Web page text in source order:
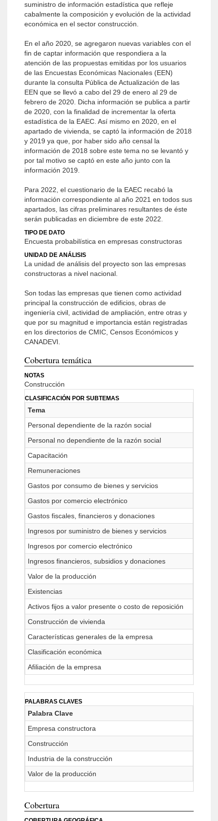
suministro de información estadística que refleje
cabalmente la composición y evolución de la actividad
económica en el sector construcción.
En el año 2020, se agregaron nuevas variables con el
fin de captar información que respondiera a la
atención de las propuestas emitidas por los usuarios
de las Encuestas Económicas Nacionales (EEN)
durante la consulta Pública de Actualización de las
EEN que se llevó a cabo del 29 de enero al 29 de
febrero de 2020. Dicha información se publica a partir
de 2020, con la finalidad de incrementar la oferta
estadística de la EAEC. Así mismo en 2020, en el
apartado de vivienda, se captó la información de 2018
y 2019 ya que, por haber sido año censal la
información de 2018 sobre este tema no se levantó y
por tal motivo se captó en este año junto con la
información 2019.
Para 2022, el cuestionario de la EAEC recabó la
información correspondiente al año 2021 en todos sus
apartados, las cifras preliminares resultantes de éste
serán publicadas en diciembre de este 2022.
TIPO DE DATO
Encuesta probabilística en empresas constructoras
UNIDAD DE ANÁLISIS
La unidad de análisis del proyecto son las empresas
constructoras a nivel nacional.
Son todas las empresas que tienen como actividad
principal la construcción de edificios, obras de
ingeniería civil, actividad de ampliación, entre otras y
que por su magnitud e importancia están registradas
en los directorios de CMIC, Censos Económicos y
CANADEVI.
Cobertura temática
NOTAS
Construcción
CLASIFICACIÓN POR SUBTEMAS
Tema
Personal dependiente de la razón social
Personal no dependiente de la razón social
Capacitación
Remuneraciones
Gastos por consumo de bienes y servicios
Gastos por comercio electrónico
Gastos fiscales, financieros y donaciones
Ingresos por suministro de bienes y servicios
Ingresos por comercio electrónico
Ingresos financieros, subsidios y donaciones
Valor de la producción
Existencias
Activos fijos a valor presente o costo de reposición
Construcción de vivienda
Características generales de la empresa
Clasificación económica
Afiliación de la empresa
PALABRAS CLAVES
Palabra Clave
Empresa constructora
Construcción
Industria de la construcción
Valor de la producción
Cobertura